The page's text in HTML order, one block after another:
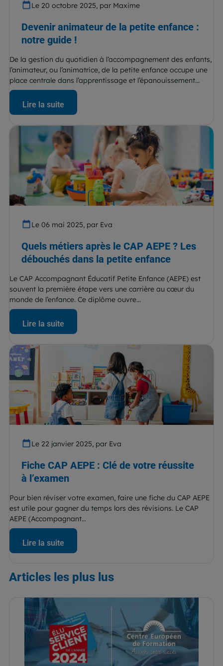
Le 20 octobre 2025, par Maxime
Devenir animateur de la petite enfance :
notre guide !
De la gestion du quotidien à l’accompagnement des enfants,
l’animateur, ou l’animatrice, de la petite enfance occupe une
place centrale dans l’apprentissage et l’épanouissement...
Lire la suite
Le 06 mai 2025, par Eva
Quels métiers après le CAP AEPE ? Les
débouchés dans la petite enfance
Le CAP Accompagnant Éducatif Petite Enfance (AEPE) est
souvent la première étape vers une carrière au cœur du
monde de l’enfance. Ce diplôme ouvre...
Lire la suite
Le 22 janvier 2025, par Eva
Fiche CAP AEPE : Clé de votre réussite
à l’examen
Pour bien réviser votre examen, faire une fiche du CAP AEPE
est utile pour gagner du temps lors des révisions. Le CAP
AEPE (Accompagnant...
Lire la suite
Articles les plus lus